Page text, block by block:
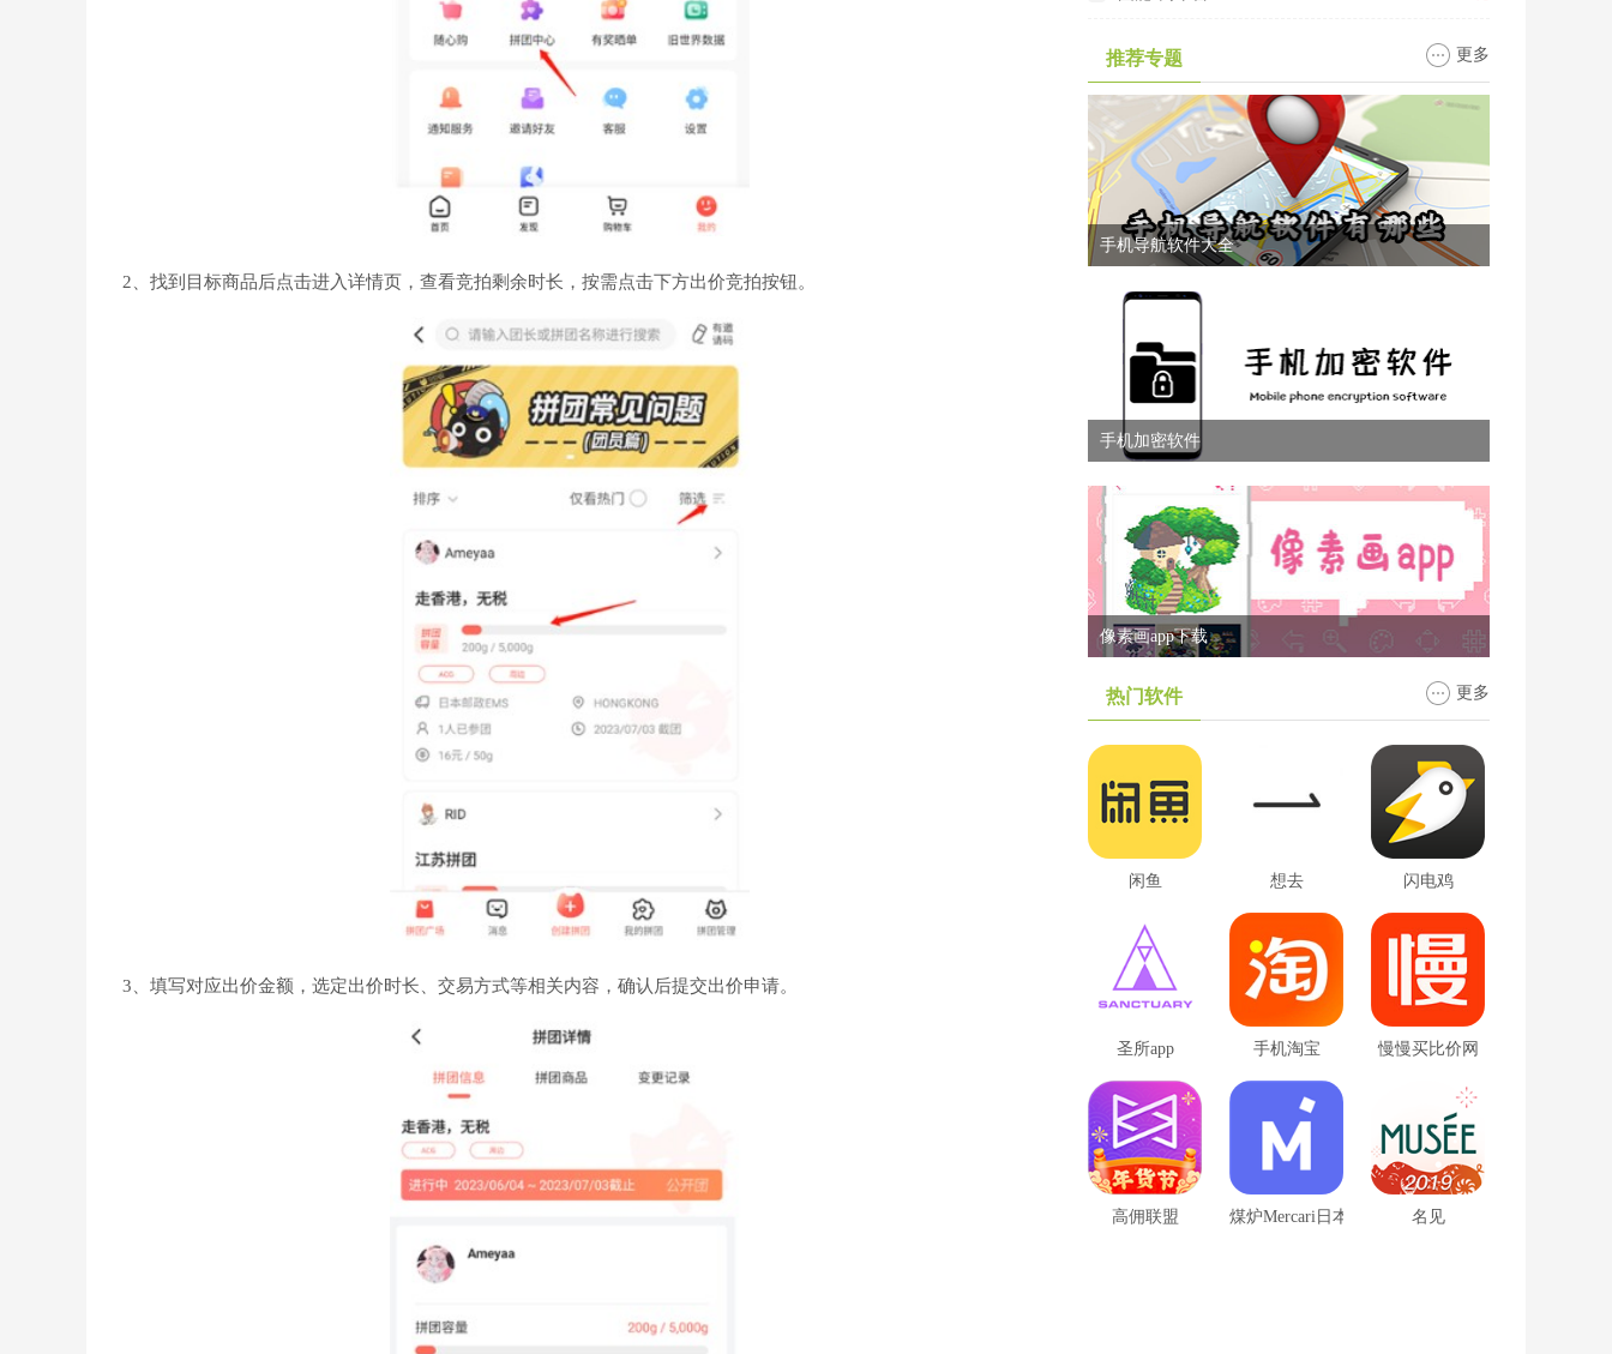
2、找到目标商品后点击进入详情页，查看竞拍剩余时长，按需点击下方出价竞拍按钮。
3、填写对应出价金额，选定出价时长、交易方式等相关内容，确认后提交出价申请。
推荐专题 更多
手机导航软件大全
手机加密软件
像素画app下载
热门软件 更多
闲鱼 想去 闪电鸡
圣所app 手机淘宝 慢慢买比价网
高佣联盟 煤炉Mercari日本app 名见